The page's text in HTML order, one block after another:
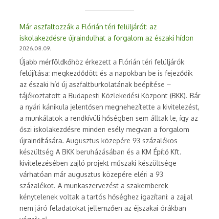
Már aszfaltozzák a Flórián téri felüljárót: az
iskolakezdésre újraindulhat a forgalom az északi hídon
2026.08.09.
Újabb mérföldkőhöz érkezett a Flórián téri felüljárók
felújítása: megkezdődött és a napokban be is fejeződik
az északi híd új aszfaltburkolatának beépítése –
tájékoztatott a Budapesti Közlekedési Központ (BKK). Bár
a nyári kánikula jelentősen megnehezítette a kivitelezést,
a munkálatok a rendkívüli hőségben sem álltak le, így az
őszi iskolakezdésre minden esély megvan a forgalom
újraindítására. Augusztus közepére 93 százalékos
készültség A BKK beruházásában és a KM Építő Kft.
kivitelezésében zajló projekt műszaki készültsége
várhatóan már augusztus közepére eléri a 93
százalékot. A munkaszervezést a szakemberek
kénytelenek voltak a tartós hőséghez igazítani: a zajjal
nem járó feladatokat jellemzően az éjszakai órákban